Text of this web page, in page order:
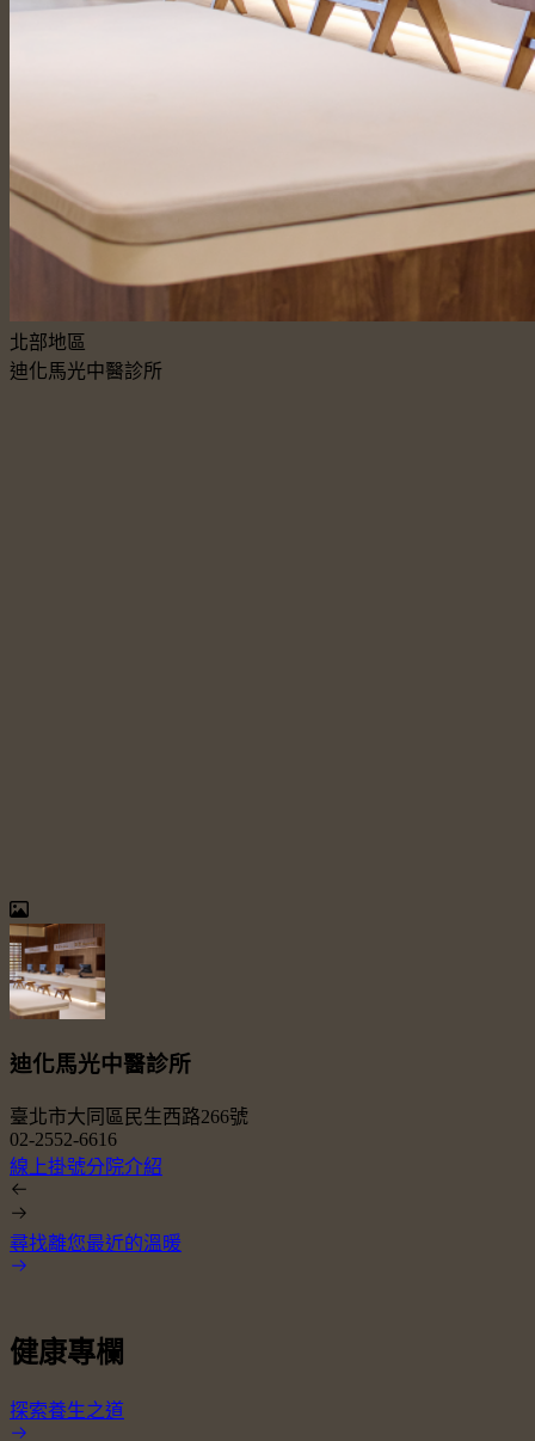
北部地區
迪化馬光中醫診所
迪化馬光中醫診所
臺北市大同區民生西路266號
02-2552-6616
線上掛號分院介紹
尋找離您最近的溫暖
健康專欄
探索養生之道